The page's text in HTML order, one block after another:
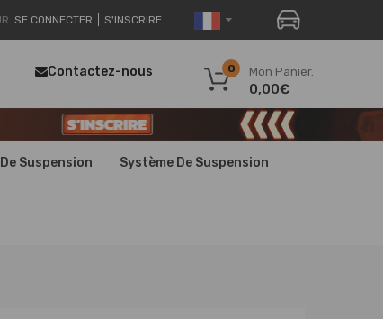
SE CONNECTER S'INSCRIRE
Mon Panier.
0
0,00€
Contactez-nous
Suspension Système De Suspension